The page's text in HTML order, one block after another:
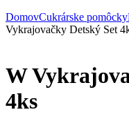
DomovCukrárske pomôcky
Vykrajovačky Detský Set
W
4ks